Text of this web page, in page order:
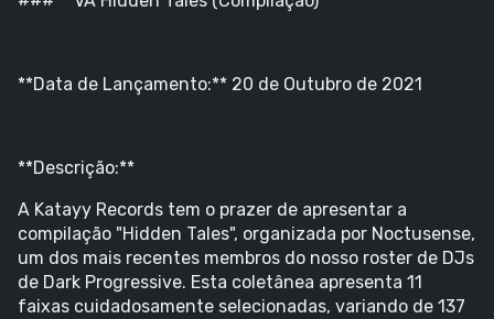
**Data de Lançamento:** 20 de Outubro de 2021
**Descrição:**
A Katayy Records tem o prazer de apresentar a
compilação "Hidden Tales", organizada por Noctusense,
um dos mais recentes membros do nosso roster de DJs
de Dark Progressive. Esta coletânea apresenta 11
faixas cuidadosamente selecionadas, variando de 137